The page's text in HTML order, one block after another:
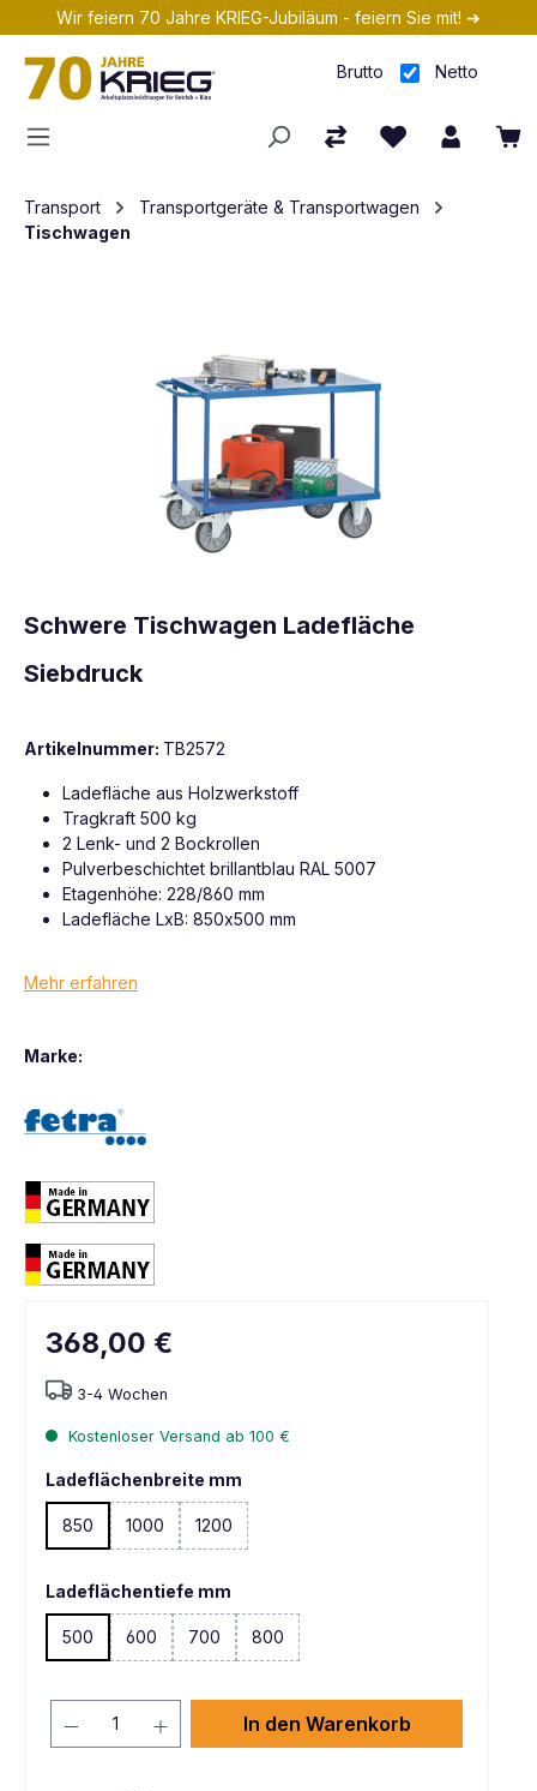
Zum Hauptinhalt springen
Wir feiern 70 Jahre KRIEG-Jubiläum - feiern Sie mit! ➔
Brutto Netto
Transport
Transportgeräte & Transportwagen
Tischwagen
Schwere Tischwagen Ladefläche
Siebdruck
Artikelnummer: TB2572
Ladefläche aus Holzwerkstoff
Tragkraft 500 kg
2 Lenk- und 2 Bockrollen
Pulverbeschichtet brillantblau RAL 5007
Etagenhöhe: 228/860 mm
Ladefläche LxB: 850x500 mm
Mehr erfahren
Marke:
368,00 €
3-4 Wochen
Kostenloser Versand ab 100 €
Ladeflächenbreite mm
850 1000 1200
Ladeflächentiefe mm
500 600 700 800
In den Warenkorb